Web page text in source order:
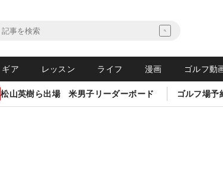
ギア レッスン ライフ 漫画 ゴルフ動
松山英樹ら出場 米男子リーダーボード ゴルフ場予